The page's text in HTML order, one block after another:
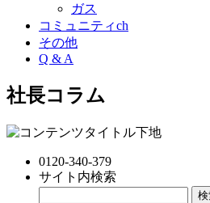
ガス
コミュニティch
その他
Q & A
社長コラム
0120-340-379
サイト内検索